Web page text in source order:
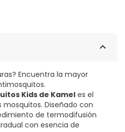
Encuentra la mayor
Kids de Kamel es el
Diseñado con
de termodifusión
con esencia de